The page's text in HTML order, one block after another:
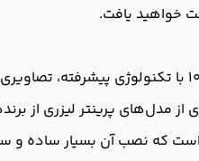
خواهید یافت.
از مدل‌های پرینتر لیزری
است که نصب آن بسیار ساده و